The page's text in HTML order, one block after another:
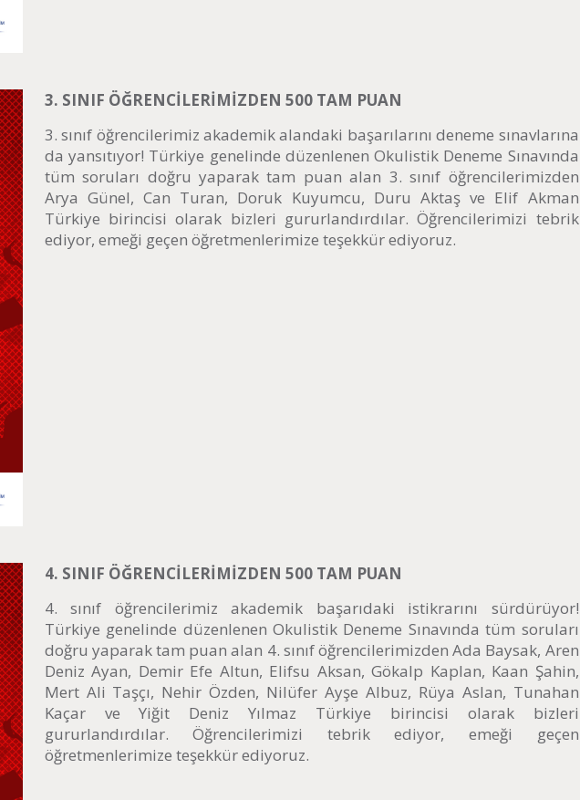
3. SINIF ÖĞRENCİLERİMİZDEN 500 TAM PUAN
3. sınıf öğrencilerimiz akademik alandaki başarılarını deneme sınavlarına
da yansıtıyor! Türkiye genelinde düzenlenen Okulistik Deneme Sınavında
tüm soruları doğru yaparak tam puan alan 3. sınıf öğrencilerimizden
Arya Günel, Can Turan, Doruk Kuyumcu, Duru Aktaş ve Elif Akman
Türkiye birincisi olarak bizleri gururlandırdılar. Öğrencilerimizi tebrik
ediyor, emeği geçen öğretmenlerimize teşekkür ediyoruz.
4. SINIF ÖĞRENCİLERİMİZDEN 500 TAM PUAN
4. sınıf öğrencilerimiz akademik başarıdaki istikrarını sürdürüyor!
Türkiye genelinde düzenlenen Okulistik Deneme Sınavında tüm soruları
doğru yaparak tam puan alan 4. sınıf öğrencilerimizden Ada Baysak, Aren
Deniz Ayan, Demir Efe Altun, Elifsu Aksan, Gökalp Kaplan, Kaan Şahin,
Mert Ali Taşçı, Nehir Özden, Nilüfer Ayşe Albuz, Rüya Aslan, Tunahan
Kaçar ve Yiğit Deniz Yılmaz Türkiye birincisi olarak bizleri
gururlandırdılar. Öğrencilerimizi tebrik ediyor, emeği geçen
öğretmenlerimize teşekkür ediyoruz.